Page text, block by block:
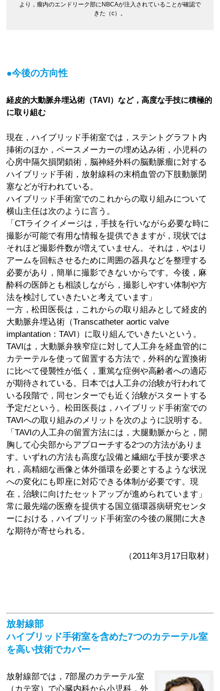
より，瘤内のエンドリーク部にNBCAが注入されていることが確認で
きた（c）。
●今後の方向性
経皮的大動脈弁埋込術（TAVI）など，高度な手技に積極的
に取り組む
現在，ハイブリッド手術室では，ステントグラフト内
挿術のほか，ペースメーカーの埋め込み術，小児科の
心房中隔欠損閉鎖術，脳神経外科の脳動脈瘤に対する
ハイブリッド手術，放射線科の末梢血管の下肢動脈閉
塞などが行われている。
ハイブリッド手術室でのこれからの取り組みについて
横山主任は次のように言う。
「CTライクイメージは，手技を行いながら必要な時に
撮影が可能で有用な情報を提供できますが，現状では
それほど撮影件数が増えていません。それは，やはり
アームを回転させるために周囲の器具などを整理する
必要があり，簡単に撮影できないからです。今後，麻
酔科の医師とも相談しながら，撮影しやすい体制や方
法を検討していきたいと考えています」
一方，松田医長は，これからの取り組みとして経皮的
大動脈弁埋込術（Transcatheter aortic valve
implantation：TAVI）に取り組んでいきたいという。
TAVIは，大動脈弁狭窄症に対して人工弁を経血管的に
カテーテルを使って留置する方法で，外科的な置換術
に比べて侵襲性が低く，重篤な症例や高齢者への適応
が期待されている。日本では人工弁の治験が行われて
いる段階で，同センターでも近く治験がスタートする
予定だという。松田医長は，ハイブリッド手術室での
TAVIへの取り組みのメリットを次のように説明する。
「TAVIの人工弁の留置方法には，大腿動脈からと，開
胸して心尖部からアプローチする2つの方法がありま
す。いずれの方法も高度な設備と繊細な手技が要求さ
れ，高精細な画像と体外循環を必要とするような状況
への変化にも即座に対応できる体制が必要です。現
在，治験に向けたセットアップが進められています」
常に最先端の医療を提供する国立循環器病研究センタ
ーにおける，ハイブリッド手術室の今後の展開に大き
な期待が寄せられる。
（2011年3月17日取材）
放射線部
ハイブリッド手術室を含めた7つのカテーテル室
を高い技術でカバー
放射線部では，7部屋のカテーテル室
（カテ室）で心臓内科から小児科，外